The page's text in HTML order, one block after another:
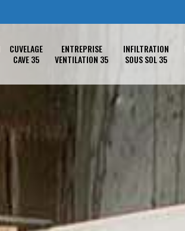
CUVELAGE
CAVE 35
ENTREPRISE
VENTILATION 35
INFILTRATION
SOUS SOL 35